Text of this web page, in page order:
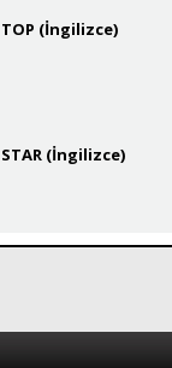
TOP (İngilizce)
STAR (İngilizce)